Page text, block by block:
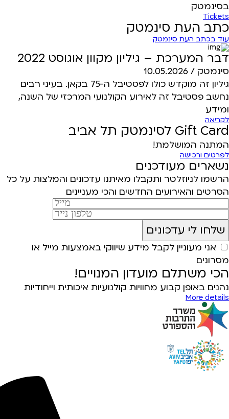
בסינמטק
Tickets
כתב העת סינמטק
עוד בכתב העת סינמטק
דבר המערכת – גיליון מקוון אוגוסט 2022
סינמטק / 10.05.2026
גיליון זה מוקדש כולו לפסטיבל ה-75 בקאן. בעיני רבים
נחשב פסטיבל זה לאירוע הקולנועי המרכזי של השנה,
ומידע
לקריאה
Gift Card לסינמטק תל אביב
המתנה המושלמת!
לפרטים ורכישה
נשארים מעודכנים
הרשמו לניוזלטר ותקבלו מאיתנו עדכונים והמלצות על כל
הסרטים והאירועים החדשים והכי מעניינים
אני מעוניין לקבל מידע שיווקי באמצעות מייל או
מסרונים
הכי משתלם מועדון המנויים!
נהנים באופן קבוע מחוויות קולנועיות איכותית וייחודיות
More details